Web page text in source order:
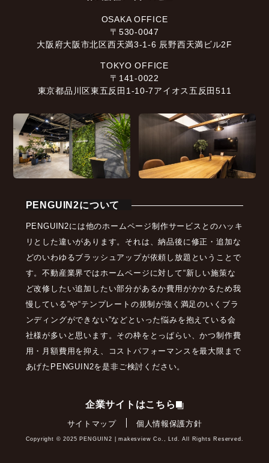
OSAKA OFFICE
〒530-0047
大阪府大阪市北区西天満3-1-6 辰野西天満ビル2F
TOKYO OFFICE
〒141-0022
東京都品川区東五反田1-10-7アイオス五反田511
PENGUIN2について
PENGUIN2には他のホームページ制作サービスとのハッキ
リとした違いがあります。それは、納品後に修正・追加な
どのいわゆるブラッシュアップが依頼し放題ということで
す。不動産業界ではホームページに対して“新しい施策な
ど改修したい追加したい部分があるか費用がかかるため我
慢している”や“テンプレートの規制が強く満足のいくブラ
ンディングができない”などといった悩みを抱えている会
社様が多いと思います。その枠をとっぱらい、かつ制作費
用・月額費用を抑え、コストパフォーマンスを最大限まで
あげたPENGUIN2を是非ご検討ください。
Copyright ©︎ 2025 PENGUIN2 | makesview Co., Ltd. All Rights Reserved.
企業サイトはこちら
サイトマップ 個人情報保護方針